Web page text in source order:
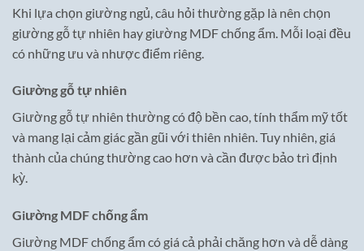
Khi lựa chọn giường ngủ, câu hỏi thường gặp là nên chọn
giường gỗ tự nhiên hay giường MDF chống ẩm. Mỗi loại đều
có những ưu và nhược điểm riêng.
Giường gỗ tự nhiên
Giường gỗ tự nhiên thường có độ bền cao, tính thẩm mỹ tốt
và mang lại cảm giác gần gũi với thiên nhiên. Tuy nhiên, giá
thành của chúng thường cao hơn và cần được bảo trì định
kỳ.
Giường MDF chống ẩm
Giường MDF chống ẩm có giá cả phải chăng hơn và dễ dàng